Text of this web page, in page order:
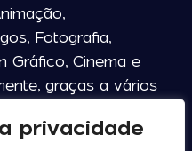
privacidade
Fotografia,
Gráfico, Cinema e
graças a vários